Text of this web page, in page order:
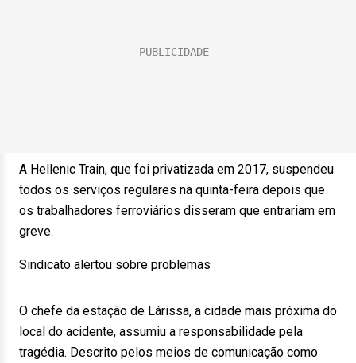
A Hellenic Train, que foi privatizada em 2017, suspendeu
todos os serviços regulares na quinta-feira depois que
os trabalhadores ferroviários disseram que entrariam em
greve.
Sindicato alertou sobre problemas
O chefe da estação de Lárissa, a cidade mais próxima do
local do acidente, assumiu a responsabilidade pela
tragédia. Descrito pelos meios de comunicação como